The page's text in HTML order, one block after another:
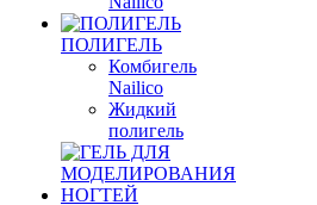
ПОЛИГЕЛЬ
Комбигель
Nailico
Жидкий
полигель